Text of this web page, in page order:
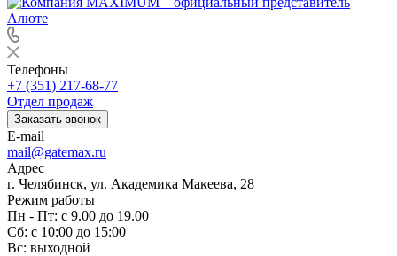
Телефоны
+7 (351) 217-68-77
Отдел продаж
Заказать звонок
E-mail
mail@gatemax.ru
Адрес
г. Челябинск, ул. Академика Макеева, 28
Режим работы
Пн - Пт: с 9.00 до 19.00
Сб: с 10:00 до 15:00
Вс: выходной